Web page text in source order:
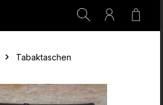
Tabaktaschen